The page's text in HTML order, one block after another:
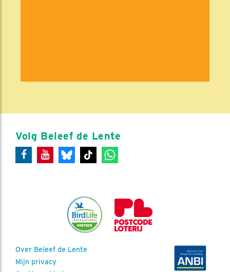
Volg Beleef de Lente
Over Beleef de Lente
Mijn privacy